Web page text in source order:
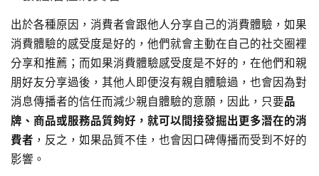
出於各種原因，消費者會跟他人分享自己的消費體驗，如果
消費體驗的感受度是好的，他們就會主動在自己的社交圈裡
分享和推薦；而如果消費體驗感受度是不好的，在他們和親
朋好友分享過後，其他人即便沒有親自體驗過，也會因為對
消息傳播者的信任而減少親自體驗的意願，因此，只要品
牌、商品或服務品質夠好，就可以間接發掘出更多潛在的消
費者 ，反之，如果品質不佳，也會因口碑傳播而受到不好的
影響。